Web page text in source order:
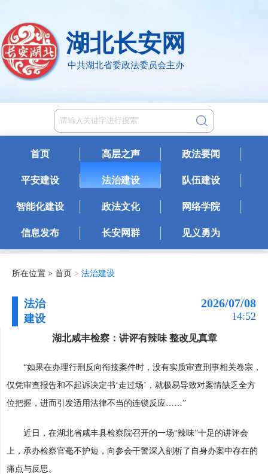
湖北长安网
中共湖北省委政法委员会主办
首页 高层之声 政法要闻
平安建设 法治建设 队伍建设
智能化建设 政法文化 网络学院
信息发布 长安网群 见义勇为
所在位置 > 首页 > 法治建设
法治
建设
2026/07/08
14:52
湖北咸丰检察：讲评有辣味 整改见真章
“如果在办理行刑反向衔接案件时，没有实质审查刑事相关卷宗，
仅凭审查报告和不起诉决定书‘走过场’，就极易导致对案情缺乏全方
位把握，进而引发适用法律不当的连锁反应……”
近日，在湖北省咸丰县检察院召开的一场“辣味”十足的讲评会
上，承办检察官毫不护短，向参会干警深入剖析了自身办案中存在的
痛点与反思。